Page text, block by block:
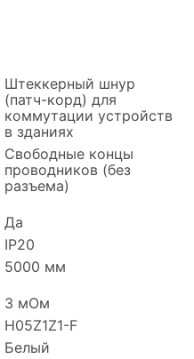
Штеккерный шнур
(патч-корд) для
коммутации устройств
в зданиях
Свободные концы
проводников (без
разъема)
Да
IP20
5000 мм
3 мОм
H05Z1Z1-F
Белый